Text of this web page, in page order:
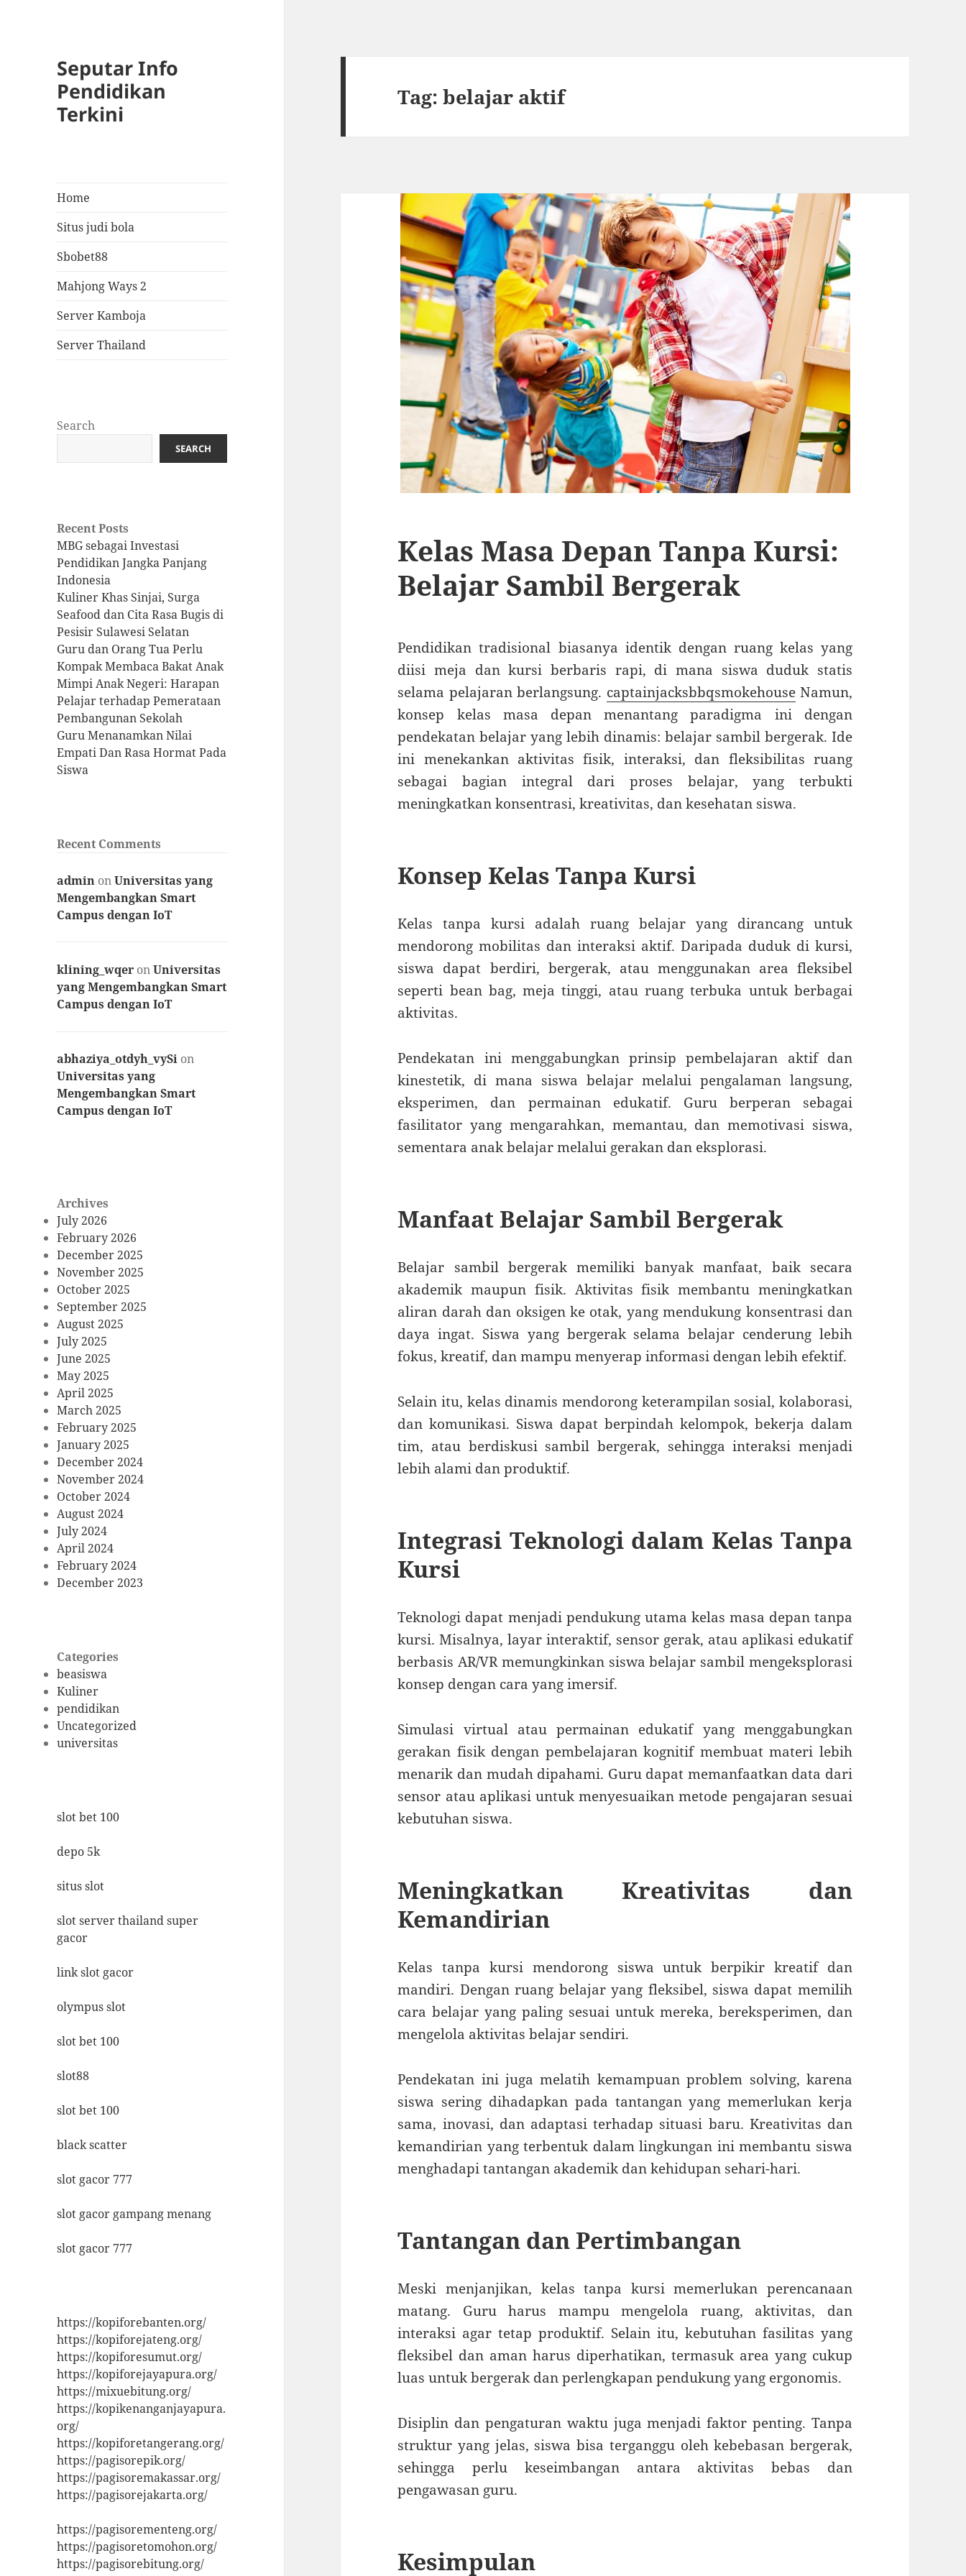
Seputar Info
Pendidikan
Terkini
Home
Situs judi bola
Sbobet88
Mahjong Ways 2
Server Kamboja
Server Thailand
Search
SEARCH
Recent Posts
MBG sebagai Investasi
Pendidikan Jangka Panjang
Indonesia
Kuliner Khas Sinjai, Surga
Seafood dan Cita Rasa Bugis di
Pesisir Sulawesi Selatan
Guru dan Orang Tua Perlu
Kompak Membaca Bakat Anak
Mimpi Anak Negeri: Harapan
Pelajar terhadap Pemerataan
Pembangunan Sekolah
Guru Menanamkan Nilai
Empati Dan Rasa Hormat Pada
Siswa
Recent Comments
admin onUniversitas yang
Mengembangkan Smart
Campus dengan IoT
klining_wqer onUniversitas
yang Mengembangkan Smart
Campus dengan IoT
abhaziya_otdyh_vySi on
Universitas yang
Mengembangkan Smart
Campus dengan IoT
Archives
July 2026
February 2026
December 2025
November 2025
October 2025
September 2025
August 2025
July 2025
June 2025
May 2025
April 2025
March 2025
February 2025
January 2025
December 2024
November 2024
October 2024
August 2024
July 2024
April 2024
February 2024
December 2023
Categories
beasiswa
Kuliner
pendidikan
Uncategorized
universitas
slot bet 100
depo 5k
situs slot
slot server thailand super
gacor
link slot gacor
olympus slot
slot bet 100
slot88
slot bet 100
black scatter
slot gacor 777
slot gacor gampang menang
slot gacor 777
https://kopiforebanten.org/
https://kopiforejateng.org/
https://kopiforesumut.org/
https://kopiforejayapura.org/
https://mixuebitung.org/
https://kopikenanganjayapura.
org/
https://kopiforetangerang.org/
https://pagisorepik.org/
https://pagisoremakassar.org/
https://pagisorejakarta.org/
https://pagisorementeng.org/
https://pagisoretomohon.org/
https://pagisorebitung.org/
Tag:belajar aktif
Kelas Masa Depan Tanpa Kursi:
Belajar Sambil Bergerak
Pendidikan tradisional biasanya identik dengan ruang kelas yang
diisi meja dan kursi berbaris rapi, di mana siswa duduk statis
selama pelajaran berlangsung. captainjacksbbqsmokehouseNamun,
konsep kelas masa depan menantang paradigma ini dengan
pendekatan belajar yang lebih dinamis: belajar sambil bergerak. Ide
ini menekankan aktivitas fisik, interaksi, dan fleksibilitas ruang
sebagai bagian integral dari proses belajar, yang terbukti
meningkatkan konsentrasi, kreativitas, dan kesehatan siswa.
Konsep Kelas Tanpa Kursi
Kelas tanpa kursi adalah ruang belajar yang dirancang untuk
mendorong mobilitas dan interaksi aktif. Daripada duduk di kursi,
siswa dapat berdiri, bergerak, atau menggunakan area fleksibel
seperti bean bag, meja tinggi, atau ruang terbuka untuk berbagai
aktivitas.
Pendekatan ini menggabungkan prinsip pembelajaran aktif dan
kinestetik, di mana siswa belajar melalui pengalaman langsung,
eksperimen, dan permainan edukatif. Guru berperan sebagai
fasilitator yang mengarahkan, memantau, dan memotivasi siswa,
sementara anak belajar melalui gerakan dan eksplorasi.
Manfaat Belajar Sambil Bergerak
Belajar sambil bergerak memiliki banyak manfaat, baik secara
akademik maupun fisik. Aktivitas fisik membantu meningkatkan
aliran darah dan oksigen ke otak, yang mendukung konsentrasi dan
daya ingat. Siswa yang bergerak selama belajar cenderung lebih
fokus, kreatif, dan mampu menyerap informasi dengan lebih efektif.
Selain itu, kelas dinamis mendorong keterampilan sosial, kolaborasi,
dan komunikasi. Siswa dapat berpindah kelompok, bekerja dalam
tim, atau berdiskusi sambil bergerak, sehingga interaksi menjadi
lebih alami dan produktif.
Integrasi Teknologi dalam Kelas Tanpa
Kursi
Teknologi dapat menjadi pendukung utama kelas masa depan tanpa
kursi. Misalnya, layar interaktif, sensor gerak, atau aplikasi edukatif
berbasis AR/VR memungkinkan siswa belajar sambil mengeksplorasi
konsep dengan cara yang imersif.
Simulasi virtual atau permainan edukatif yang menggabungkan
gerakan fisik dengan pembelajaran kognitif membuat materi lebih
menarik dan mudah dipahami. Guru dapat memanfaatkan data dari
sensor atau aplikasi untuk menyesuaikan metode pengajaran sesuai
kebutuhan siswa.
Meningkatkan Kreativitas dan
Kemandirian
Kelas tanpa kursi mendorong siswa untuk berpikir kreatif dan
mandiri. Dengan ruang belajar yang fleksibel, siswa dapat memilih
cara belajar yang paling sesuai untuk mereka, bereksperimen, dan
mengelola aktivitas belajar sendiri.
Pendekatan ini juga melatih kemampuan problem solving, karena
siswa sering dihadapkan pada tantangan yang memerlukan kerja
sama, inovasi, dan adaptasi terhadap situasi baru. Kreativitas dan
kemandirian yang terbentuk dalam lingkungan ini membantu siswa
menghadapi tantangan akademik dan kehidupan sehari-hari.
Tantangan dan Pertimbangan
Meski menjanjikan, kelas tanpa kursi memerlukan perencanaan
matang. Guru harus mampu mengelola ruang, aktivitas, dan
interaksi agar tetap produktif. Selain itu, kebutuhan fasilitas yang
fleksibel dan aman harus diperhatikan, termasuk area yang cukup
luas untuk bergerak dan perlengkapan pendukung yang ergonomis.
Disiplin dan pengaturan waktu juga menjadi faktor penting. Tanpa
struktur yang jelas, siswa bisa terganggu oleh kebebasan bergerak,
sehingga perlu keseimbangan antara aktivitas bebas dan
pengawasan guru.
Kesimpulan